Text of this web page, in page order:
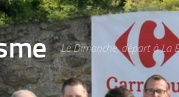
Le Dimanche, départ à La